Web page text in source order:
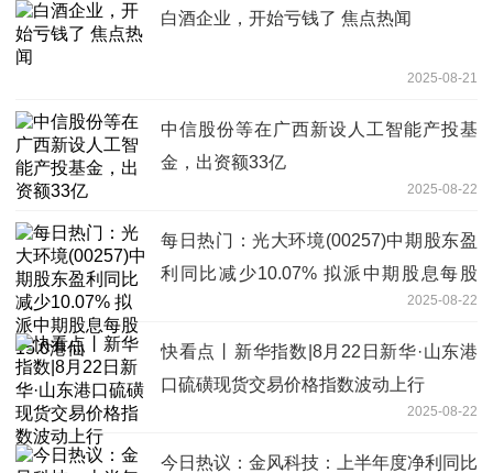
白酒企业，开始亏钱了 焦点热闻
2025-08-21
中信股份等在广西新设人工智能产投基
金，出资额33亿
2025-08-22
每日热门：光大环境(00257)中期股东盈
利同比减少10.07% 拟派中期股息每股
2025-08-22
快看点丨新华指数|8月22日新华·山东港
口硫磺现货交易价格指数波动上行
2025-08-22
今日热议：金风科技：上半年度净利同比